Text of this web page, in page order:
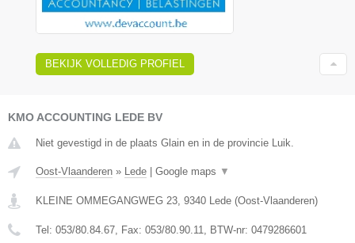
BEKIJK VOLLEDIG PROFIEL
KMO ACCOUNTING LEDE BV
Niet gevestigd in de plaats Glain en in de provincie Luik.
Oost-Vlaanderen » Lede Google maps ▼
KLEINE OMMEGANGWEG 23 9340 Lede (Oost-Vlaanderen)
Tel: 053/80.84.67 , Fax: 053/80.90.11 , BTW-nr: 0479286601